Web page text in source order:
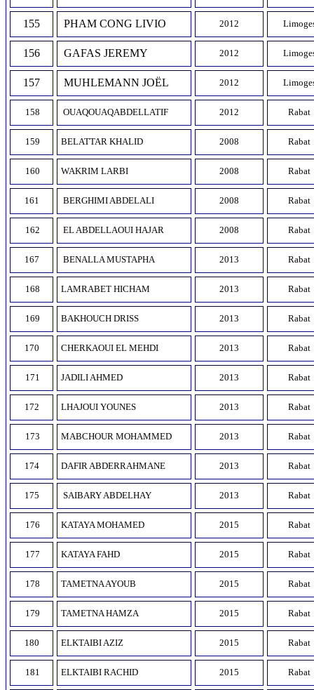
155 PHAM CONG LIVIO 2012
156 GAFAS JEREMY 2012
157 MUHLEMANN JOËL 2012
158 OUAQOUAQABDELLATIF 2012 Rabat
159 BELATTAR KHALID 2008 Rabat
160 WAKRIM LARBI 2008 Rabat
161 BERGHIMI ABDELALI 2008 Rabat
162 EL ABDELLAOUI HAJAR 2008 Rabat
167 BENALLA MUSTAPHA 2013 Rabat
168 LAMRABET HICHAM 2013 Rabat
169 BAKHOUCH DRISS 2013 Rabat
170 CHERKAOUI EL MEHDI 2013 Rabat
171 JADILI AHMED 2013 Rabat
172 LHAJOUI YOUNES 2013 Rabat
173 MABCHOUR MOHAMMED 2013 Rabat
174 DAFIR ABDERRAHMANE 2013 Rabat
175 SAIBARY ABDELHAY 2013 Rabat
176 KATAYA MOHAMED 2015 Rabat
177 KATAYA FAHD 2015 Rabat
178 TAMETNA AYOUB 2015 Rabat
179 TAMETNA HAMZA 2015 Rabat
180 ELKTAIBI AZIZ 2015 Rabat
181 ELKTAIBI RACHID 2015 Rabat